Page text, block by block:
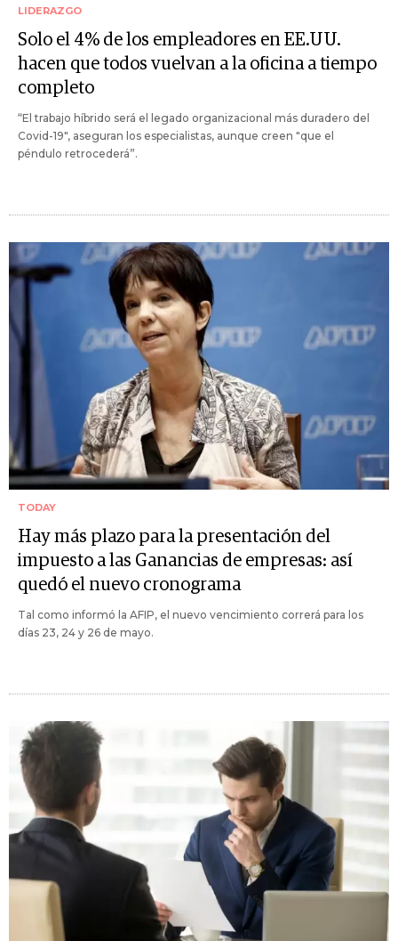
LIDERAZGO
Solo el 4% de los empleadores en EE.UU.
hacen que todos vuelvan a la oficina a tiempo
completo
“El trabajo híbrido será el legado organizacional más duradero del
Covid-19", aseguran los especialistas, aunque creen "que el
péndulo retrocederá”.
TODAY
Hay más plazo para la presentación del
impuesto a las Ganancias de empresas: así
quedó el nuevo cronograma
Tal como informó la AFIP, el nuevo vencimiento correrá para los
días 23, 24 y 26 de mayo.